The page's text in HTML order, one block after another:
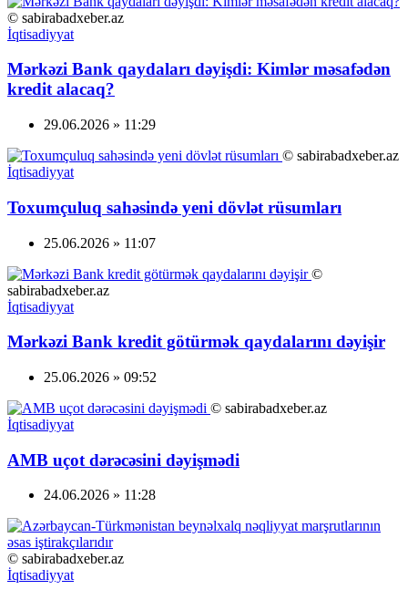
© sabirabadxeber.az
İqtisadiyyat
Mərkəzi Bank qaydaları dəyişdi: Kimlər məsafədən
kredit alacaq?
29.06.2026 » 11:29
© sabirabadxeber.az
İqtisadiyyat
Toxumçuluq sahəsində yeni dövlət rüsumları
25.06.2026 » 11:07
©
sabirabadxeber.az
İqtisadiyyat
Mərkəzi Bank kredit götürmək qaydalarını dəyişir
25.06.2026 » 09:52
© sabirabadxeber.az
İqtisadiyyat
AMB uçot dərəcəsini dəyişmədi
24.06.2026 » 11:28
© sabirabadxeber.az
İqtisadiyyat